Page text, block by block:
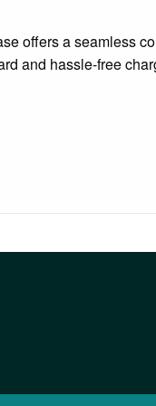
offers a seamless
and hassle-free